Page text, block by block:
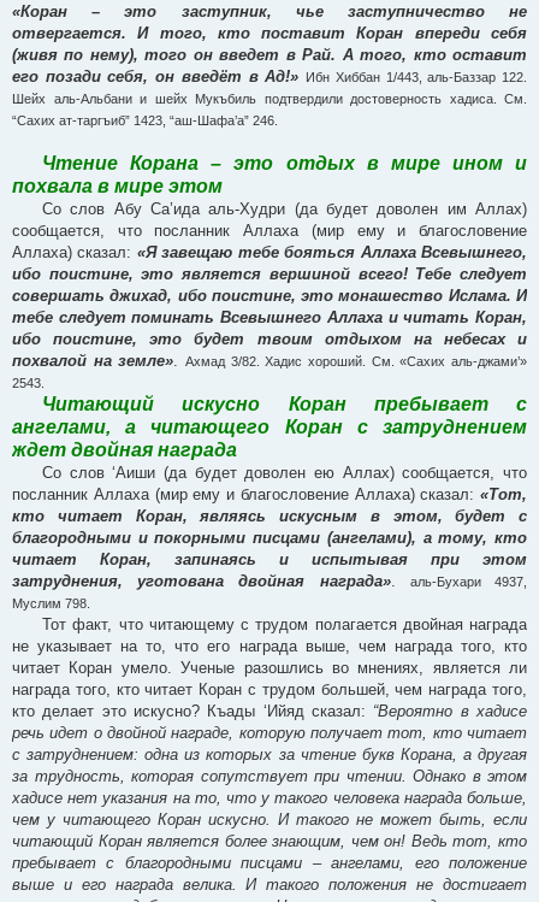
«Коран – это заступник, чье заступничество не
отвергается. И того, кто поставит Коран впереди себя
(живя по нему), того он введет в Рай. А того, кто оставит
его позади себя, он введёт в Ад!» Ибн Хиббан 1/443, аль-Баззар 122.
Шейх аль-Альбани и шейх Мукъбиль подтвердили достоверность хадиса. См.
“Сахих ат-таргъиб” 1423, “аш-Шафа’а” 246.
Чтение Корана – это отдых в мире ином и
похвала в мире этом
Со слов Абу Са’ида аль-Худри (да будет доволен им Аллах)
сообщается, что посланник Аллаха (мир ему и благословение
Аллаха) сказал: «Я завещаю тебе бояться Аллаха Всевышнего,
ибо поистине, это является вершиной всего! Тебе следует
совершать джихад, ибо поистине, это монашество Ислама. И
тебе следует поминать Всевышнего Аллаха и читать Коран,
ибо поистине, это будет твоим отдыхом на небесах и
похвалой на земле» .Ахмад 3/82. Хадис хороший. См. «Сахих аль-джами’»
2543.
Читающий искусно Коран пребывает с
ангелами, а читающего Коран с затруднением
ждет двойная награда
Со слов ‘Аиши (да будет доволен ею Аллах) сообщается, что
посланник Аллаха (мир ему и благословение Аллаха) сказал: «Тот,
кто читает Коран, являясь искусным в этом, будет с
благородными и покорными писцами (ангелами), а тому, кто
читает Коран, запинаясь и испытывая при этом
затруднения, уготована двойная награда».
аль-Бухари 4937,
Муслим 798.
Тот факт, что читающему с трудом полагается двойная награда
не указывает на то, что его награда выше, чем награда того, кто
читает Коран умело. Ученые разошлись во мнениях, является ли
награда того, кто читает Коран с трудом большей, чем награда того,
кто делает это искусно? Къады ‘Ийяд сказал: “Вероятно в хадисе
речь идет о двойной награде, которую получает тот, кто читает
с затруднением: одна из которых за чтение букв Корана, а другая
за трудность, которая сопутствует при чтении. Однако в этом
хадисе нет указания на то, что у такого человека награда больше,
чем у читающего Коран искусно. И такого не может быть, если
читающий Коран является более знающим, чем он! Ведь тот, кто
пребывает с благородными писцами – ангелами, его положение
выше и его награда велика. И такого положения не достигает